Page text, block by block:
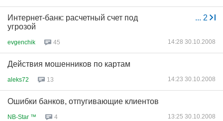
... 2
Интернет-банк: расчетный счет под
угрозой
evgenchik 45 14:28 30.10.2008
Действия мошенников по картам
aleks72 13 14:23 30.10.2008
Ошибки банков, отпугивающие клиентов
NB-Star ™ 4 13:25 30.10.2008